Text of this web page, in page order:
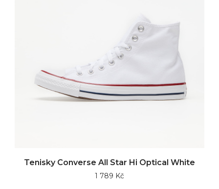
Tenisky Converse All Star Hi Optical White
1 789 Kč